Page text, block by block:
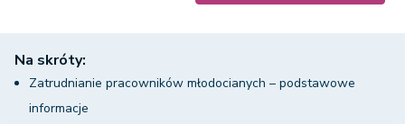
Na skróty:
Zatrudnianie pracowników młodocianych – podstawowe
informacje